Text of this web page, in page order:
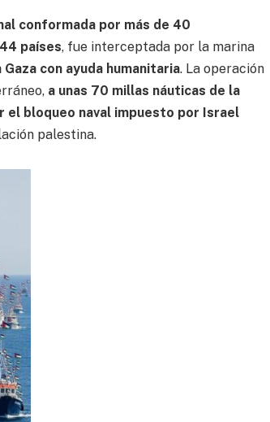
conformada por más de 40
países, fue interceptada por la marina
con ayuda humanitaria. La operación
a unas 70 millas náuticas de la
el bloqueo naval impuesto por Israel
palestina.